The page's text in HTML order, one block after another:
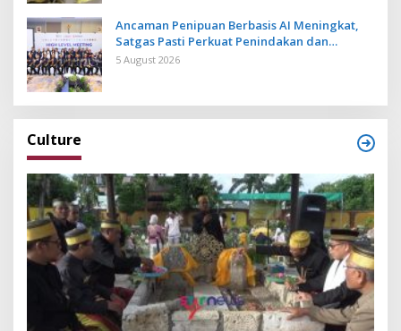
Ancaman Penipuan Berbasis AI Meningkat,
Satgas Pasti Perkuat Penindakan dan
Pengembangan Aplikasi Anti Penipuan
5 August 2026
Culture